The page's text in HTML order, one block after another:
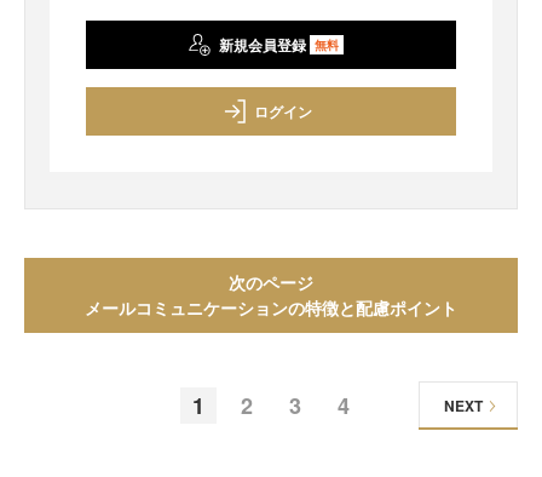
新規会員登録 無料
ログイン
次のページ
メールコミュニケーションの特徴と配慮ポイント
1 2 3 4 NEXT